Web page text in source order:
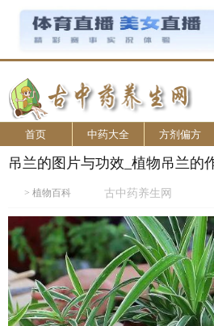
首页 中药大全 方剂偏方
吊兰的图片与功效_植物吊兰的
> 植物百科 古中药养生网